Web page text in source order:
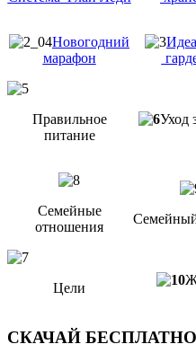
Новогодний
марафон
Правильное
питание
Уход
Семейные
отношения
Цели
СКАЧАЙ БЕСПЛАТНО